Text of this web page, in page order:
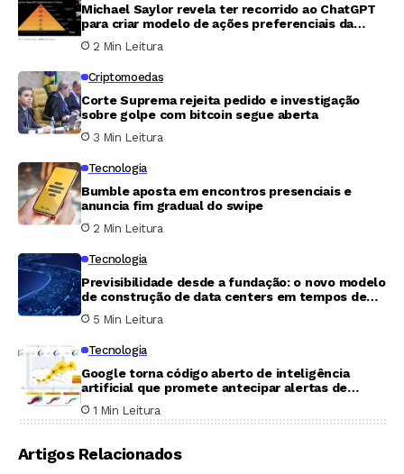
Michael Saylor revela ter recorrido ao ChatGPT
para criar modelo de ações preferenciais da
Strategy e captar US$ 15 bilhões
2 Min Leitura
Criptomoedas
Corte Suprema rejeita pedido e investigação
sobre golpe com bitcoin segue aberta
3 Min Leitura
Tecnologia
Bumble aposta em encontros presenciais e
anuncia fim gradual do swipe
2 Min Leitura
Tecnologia
Previsibilidade desde a fundação: o novo modelo
de construção de data centers em tempos de
incerteza
5 Min Leitura
Tecnologia
Google torna código aberto de inteligência
artificial que promete antecipar alertas de
furacões
1 Min Leitura
Artigos Relacionados